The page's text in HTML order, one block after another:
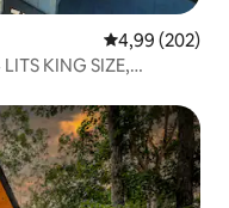
Évaluation
4,99 (202)
KING SIZE,
appréciés